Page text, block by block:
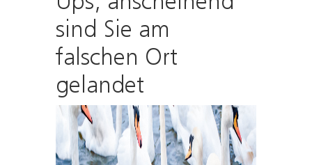
sind Sie am
falschen Ort
gelandet